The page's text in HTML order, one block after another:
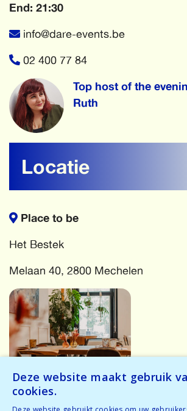
End: 21:30
info@dare-events.be
02 400 77 84
Top host of the
Ruth
Locatie
Place to be
Het Bestek
Melaan 40, 2800 Mechelen
More
Deze website maakt gebruik
cookies.